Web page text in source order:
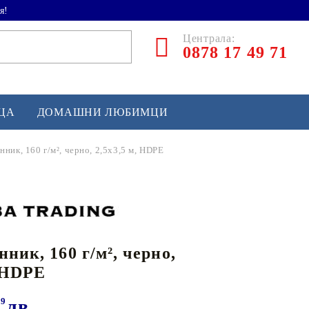
Централа:
0878 17 49 71
и софтбол
и лакрос
спортно оборудване
ДОМАШНИ ЛЮБИМЦИ
160 г/м², черно, 2,5x3,5 м, HDPE
160 г/м², черно,